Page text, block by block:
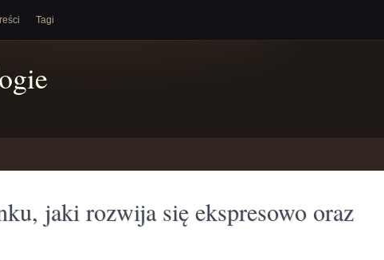
Tagi
jaki rozwija się ekspresowo oraz